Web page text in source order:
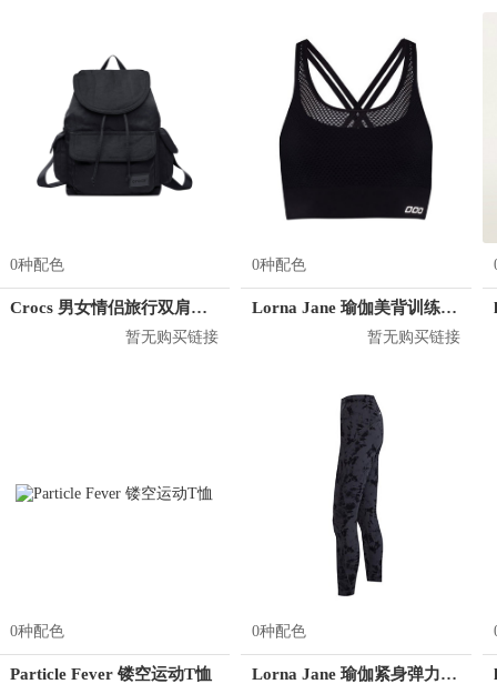
0种配色
Crocs 男女情侣旅行双肩背包 CB04A164073
暂无购买链接
0种配色
Lorna Jane 瑜伽美背训练健身背心 052051
暂无购买链接
0种配色
Particle Fever 镂空运动T恤
0种配色
Lorna Jane 瑜伽紧身弹力透气运动长裤 062085